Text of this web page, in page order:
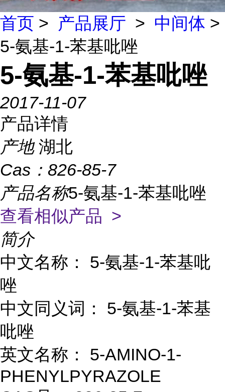
首页 > 产品展厅 > 中间体 >
5-氨基-1-苯基吡唑
5-氨基-1-苯基吡唑
2017-11-07
产品详情
产地 湖北
Cas： 826-85-7
产品名称5-氨基-1-苯基吡唑
查看相似产品 >
简介
中文名称： 5-氨基-1-苯基吡
唑
中文同义词： 5-氨基-1-苯基
吡唑
英文名称： 5-AMINO-1-
PHENYLPYRAZOLE